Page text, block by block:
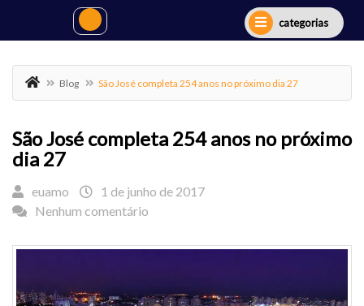
categorias
Blog São José completa 254 anos no próximo dia 27
São José completa 254 anos no próximo
dia 27
euamo
1 de junho de 2017
Nenhum comentário